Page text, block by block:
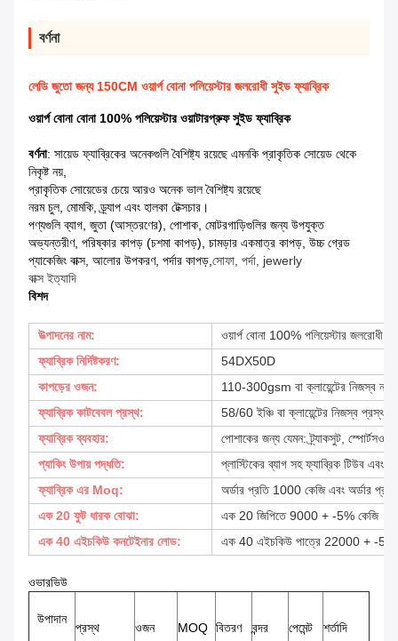
বর্ণনা
লেডি জুতো জন্য 150CM ওয়ার্প বোনা পলিয়েস্টার জলরোধী সুইড ফ্যাব্রিক
ওয়ার্প বোনা বোনা 100% পলিয়েস্টার ওয়াটারপ্রুফ সুইড ফ্যাব্রিক
বর্ণনা: সায়েড ফ্যাব্রিকের অনেকগুলি বৈশিষ্ট্য রয়েছে এমনকি প্রাকৃতিক সোয়েড থেকে
নিকৃষ্ট নয়,
প্রাকৃতিক সোয়েডের চেয়ে আরও অনেক ভাল বৈশিষ্ট্য রয়েছে
নরম চুল, মোমকি, ড্র্যাপ এবং হালকা টেক্সচার।
পণ্যগুলি ব্যাগ, জুতা (আস্তরণের), পোশাক, মোটরগাড়িগুলির জন্য উপযুক্ত
অভ্যন্তরীণ, পরিষ্কার কাপড় (চশমা কাপড়), চামড়ার একমাত্র কাপড়, উচ্চ গ্রেড
প্যাকেজিং বাক্স, আলোর উপকরণ, পর্দার কাপড়,সোফা, পর্দা, jewerly
বাক্স ইত্যাদি
বিশদ
উত্পাদনের নাম:
ওয়ার্প বোনা 100% পলিয়েস্টার জলরোধী
ফ্যাব্রিক নির্দিষ্টকরণ:
54DX50D
কাপড়ের ওজন:
110-300gsm বা ক্লায়েন্টের নিজস্ব
ফ্যাব্রিক কাটবেবল প্রস্থ:
58/60 ইঞ্চি বা ক্লায়েন্টের নিজস্ব প্রস্থ
ফ্যাব্রিক ব্যবহার:
পোশাকের জন্য যেমন: ট্র্যাকসুট,
প্যাকিং উপায় পদ্ধতি:
প্লাস্টিকের ব্যাগ সহ ফ্যাব্রিক টিউব এবং
ফ্যাব্রিক এর Moq:
অর্ডার প্রতি 1000 কেজি এবং অর্ডার
এক 20 ফুট ধারক বোঝা:
এক 20 জিপিতে 9000 + -5% কেজি
এক 40 এইচকিউ কনটেইনার লোড:
এক 40 এইচকিউ পাত্রে 22000 + -5%
ওভারভিউ
উপাদান
প্রস্থ ওজন MOQ বিতরণ বন্দর পেমেন্ট শর্তাদি